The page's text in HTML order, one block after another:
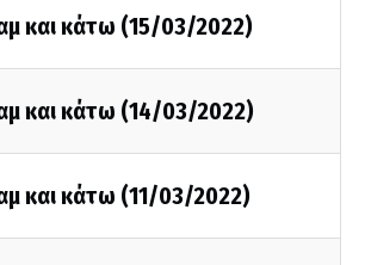
και κάτω (15/03/2022)
και κάτω (14/03/2022)
και κάτω (11/03/2022)